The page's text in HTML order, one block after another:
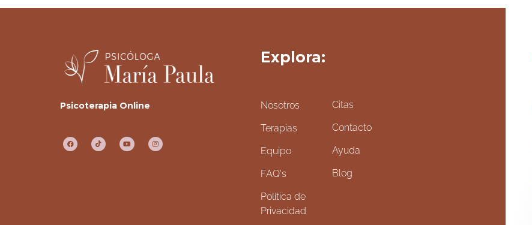
Psicoterapia Online
Explora:
Nosotros
Terapias
Equipo
FAQ's
Política de
Privacidad
Citas
Contacto
Ayuda
Blog